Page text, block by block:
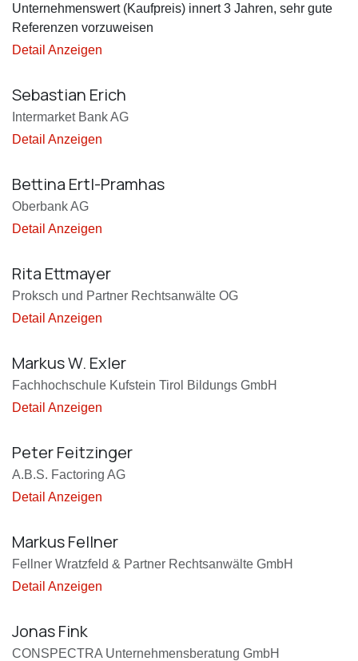
Unternehmenswert (Kaufpreis) innert 3 Jahren, sehr gute
Referenzen vorzuweisen
Detail Anzeigen
Sebastian Erich
Intermarket Bank AG
Detail Anzeigen
Bettina Ertl-Pramhas
Oberbank AG
Detail Anzeigen
Rita Ettmayer
Proksch und Partner Rechtsanwälte OG
Detail Anzeigen
Markus W. Exler
Fachhochschule Kufstein Tirol Bildungs GmbH
Detail Anzeigen
Peter Feitzinger
A.B.S. Factoring AG
Detail Anzeigen
Markus Fellner
Fellner Wratzfeld & Partner Rechtsanwälte GmbH
Detail Anzeigen
Jonas Fink
CONSPECTRA Unternehmensberatung GmbH